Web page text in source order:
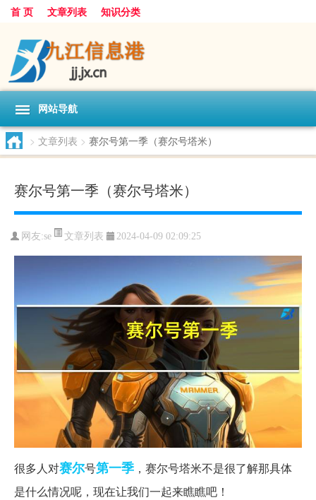
首 页 文章列表 知识分类
网站导航
> 文章列表 > 赛尔号第一季（赛尔号塔米）
赛尔号第一季（赛尔号塔米）
网友:se 文章列表 2024-04-09 02:09:25
很多人对赛尔号第一季 ，赛尔号塔米不是很了解那具体
是什么情况呢，现在让我们一起来瞧瞧吧！